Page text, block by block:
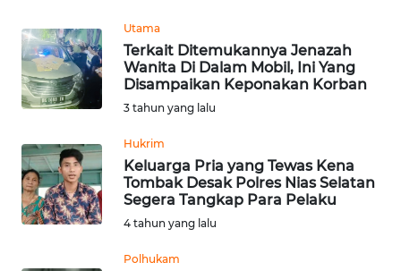
Utama
Terkait Ditemukannya Jenazah
Wanita Di Dalam Mobil, Ini Yang
Disampaikan Keponakan Korban
3 tahun yang lalu
Hukrim
Keluarga Pria yang Tewas Kena
Tombak Desak Polres Nias Selatan
Segera Tangkap Para Pelaku
4 tahun yang lalu
Polhukam
DISCLAIMER
Wahana
News
Regional
WN
SUMUT
WN